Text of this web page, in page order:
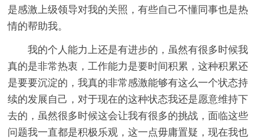
是感激上级领导对我的关照，有些自己不懂同事也是热
情的帮助我。
我的个人能力上还是有进步的，虽然有很多时候我
真的是非常热衷，工作能力是要时间积累，这种积累还
是要要沉淀的，我真的非常感激能够有这么一个状态持
续的发展自己，对于现在的这种状态我还是愿意维持下
去的，虽然很多时候这会让我有很多的挑战，面临这些
问题我一直都是积极乐观，这一点毋庸置疑，现在我也